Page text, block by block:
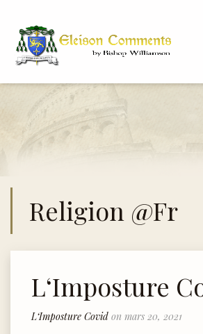
Religion @fr
L‘Imposture
L‘Imposture Covid on mars 20, 2021